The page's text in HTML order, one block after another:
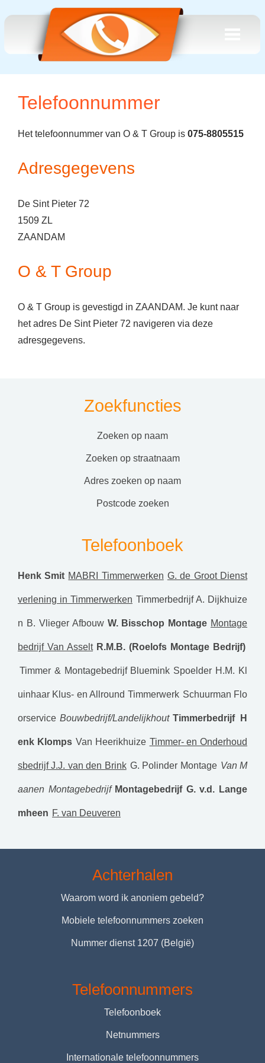
Telefoonnummer
Het telefoonnummer van O & T Group is 075-8805515
Adresgegevens
De Sint Pieter 72
1509 ZL
ZAANDAM
O & T Group
O & T Group is gevestigd in ZAANDAM. Je kunt naar
het adres De Sint Pieter 72 navigeren via deze
adresgegevens.
Zoekfuncties
zoeken op naam
zoeken op straatnaam
adres zoeken op naam
postcode zoeken
Telefoonboek
Henk Smit MABRI Timmerwerken G. de Groot Dienst
verlening in Timmerwerken Timmerbedrijf A. Dijkhuize
n B. Vlieger Afbouw W. Bisschop Montage Montage
bedrijf Van Asselt R.M.B. (Roelofs Montage Bedrijf)
Timmer & Montagebedrijf Bluemink Spoelder H.M. Kl
uinhaar Klus- en Allround Timmerwerk Schuurman Flo
orservice Bouwbedrijf/Landelijkhout Timmerbedrijf H
enk Klomps Van Heerikhuize Timmer- en Onderhoud
sbedrijf J.J. van den Brink G. Polinder Montage Van M
aanen Montagebedrijf Montagebedrijf G. v.d. Lange
mheen F. van Deuveren
Achterhalen
Waarom word ik anoniem gebeld?
Mobiele telefoonnummers zoeken
Nummer dienst 1207 (België)
Telefoonnummers
Telefoonboek
Netnummers
Internationale telefoonnummers